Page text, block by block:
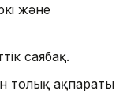
және
саябақ.
толық ақпараты